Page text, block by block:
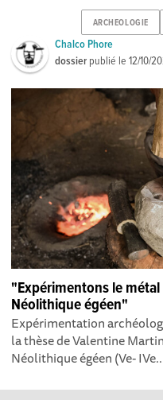
ARCHEOLOGIE
Chalco Phore
dossier publié le12/10/
"Expérimentons le
Néolithique égéen"
Expérimentation
la thèse de Valentine
Néolithique égéen (Ve-